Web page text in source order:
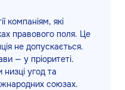
компаніям, які
правового поля. Це
не допускається.
— у пріоритеті.
низці угод та
союзах.